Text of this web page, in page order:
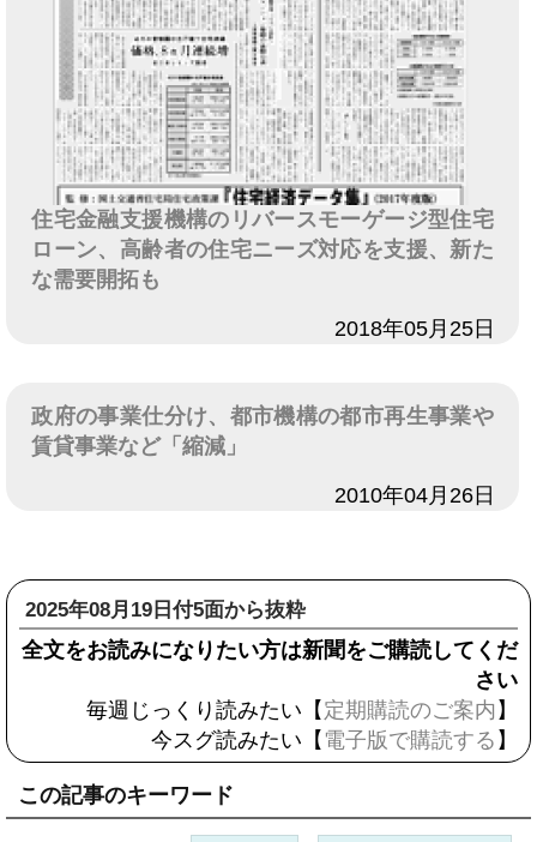
住宅金融支援機構のリバースモーゲージ型住宅
ローン、高齢者の住宅ニーズ対応を支援、新た
な需要開拓も
2018年05月25日
政府の事業仕分け、都市機構の都市再生事業や
賃貸事業など「縮減」
2010年04月26日
2025年08月19日付5面から抜粋
全文をお読みになりたい方は新聞をご購読してくだ
さい
毎週じっくり読みたい【 定期購読のご案内 】
今スグ読みたい【 電子版で購読する 】
この記事のキーワード